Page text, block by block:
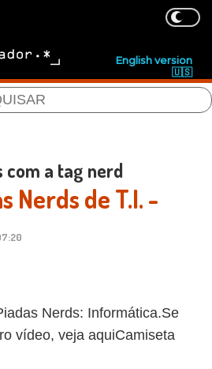
English version
🇺🇸
a tag nerd
Nerds de T.I. -
Nerds: Informática.Se
vídeo, veja aquiCamiseta